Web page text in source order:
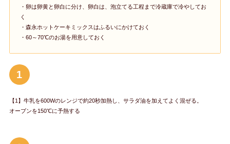
・卵は卵黄と卵白に分け、卵白は、泡立てる工程まで冷蔵庫で冷やしてお
く
・森永ホットケーキミックスはふるいにかけておく
・60～70℃のお湯を用意しておく
1
【1】牛乳を600Wのレンジで約20秒加熱し、サラダ油を加えてよく混ぜる。
オーブンを150℃に予熱する